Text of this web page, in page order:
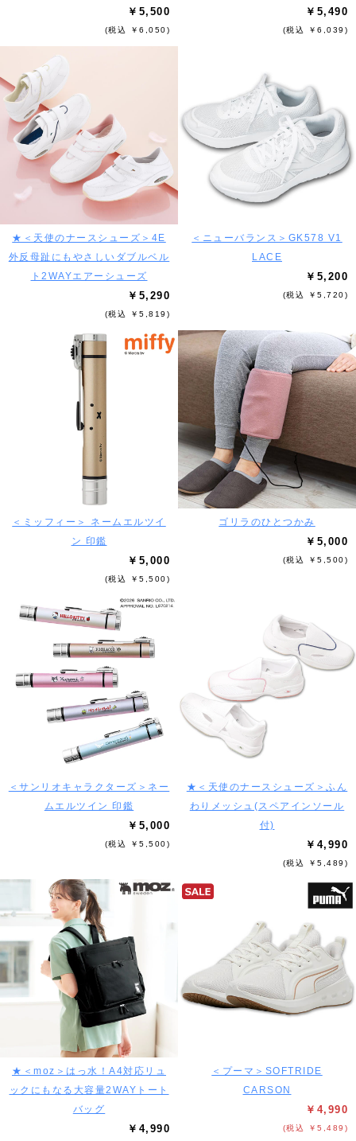
￥5,500
(税込 ￥6,050)
￥5,490
(税込 ￥6,039)
★＜天使のナースシューズ＞4E
外反母趾にもやさしいダブルベル
ト2WAYエアーシューズ
￥5,290
(税込 ￥5,819)
＜ニューバランス＞GK578 V1
LACE
￥5,200
(税込 ￥5,720)
＜ミッフィー＞ ネームエルツイ
ン 印鑑
￥5,000
(税込 ￥5,500)
ゴリラのひとつかみ
￥5,000
(税込 ￥5,500)
＜サンリオキャラクターズ＞ネー
ムエルツイン 印鑑
￥5,000
(税込 ￥5,500)
★＜天使のナースシューズ＞ふん
わりメッシュ(スペアインソール
付)
￥4,990
(税込 ￥5,489)
★＜moz＞はっ水！A4対応リュ
ックにもなる大容量2WAYトート
バッグ
￥4,990
＜プーマ＞SOFTRIDE
CARSON
￥4,990
(税込 ￥5,489)